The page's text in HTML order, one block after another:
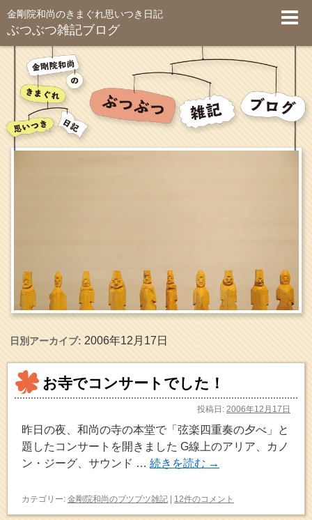
金剛院和尚のきまぐれ思いつき日記
ぶつぶつ雑記ブログ
日別アーカイブ:2006年12月17日
お寺でコンサートでした！
投稿日: 2006年12月17日
昨日の夜、和尚の寺の本堂で「弦楽四重奏の夕べ」と
題したコンサートを開きました G線上のアリア、カノ
ン・ジーグ、サウンド … 続きを読む →
カテゴリー: 金剛院和尚のブツブツ雑記 | 12件のコメント